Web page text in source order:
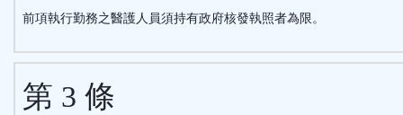
前項執行勤務之醫護人員須持有政府核發執照者為限。
第 3 條